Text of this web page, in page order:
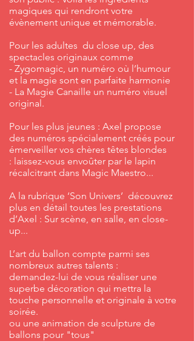
magiques qui rendront votre
évènement unique et mémorable.
Pour les adultes du close up, des
spectacles originaux comme
- Zygomagic, un numéro où l’humour
et la magie sont en parfaite harmonie
- La Magie Canaille un numéro visuel
original.
Pour les plus jeunes : Axel propose
des numéros spécialement créés pour
émerveiller vos chères têtes blondes
: laissez-vous envoûter par le lapin
récalcitrant dans Magic Maestro...
A la rubrique ‘Son Univers’ découvrez
plus en détail toutes les prestations
d’Axel : Sur scène, en salle, en close-
up...
L’art du ballon compte parmi ses
nombreux autres talents :
demandez-lui de vous réaliser une
superbe décoration qui mettra la
touche personnelle et originale à votre
soirée.
ou une animation de sculpture de
ballons pour "tous"